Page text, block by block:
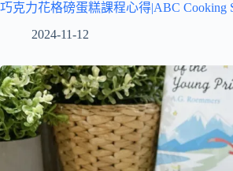
巧克力花格磅蛋糕課程心得|ABC Cooking
2024-11-12